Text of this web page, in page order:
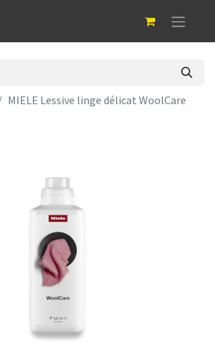
MIELE Lessive linge délicat WoolCare